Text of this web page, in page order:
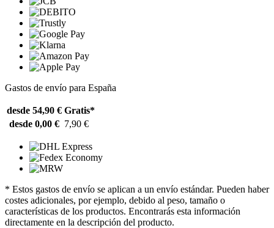
Gastos de envío para España
desde 54,90 € Gratis*
desde 0,00 € 7,90 €
* Estos gastos de envío se aplican a un envío estándar. Pueden haber
costes adicionales, por ejemplo, debido al peso, tamaño o
características de los productos. Encontrarás esta información
directamente en la descripción del producto.